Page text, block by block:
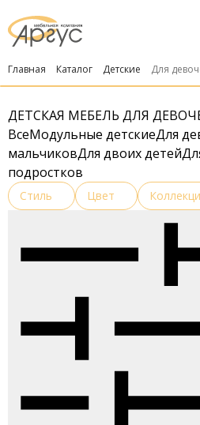
Главная Каталог Детские Для
ДЕТСКАЯ МЕБЕЛЬ ДЛЯ
ВсеМодульные детскиеДля
мальчиковДля двоих детей
подростков
Стиль Цвет